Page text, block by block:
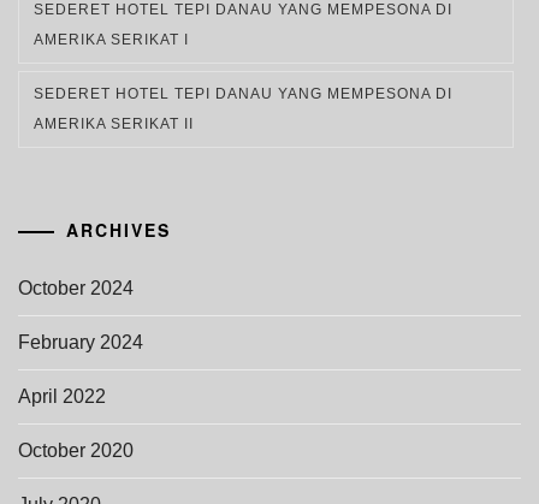
SEDERET HOTEL TEPI DANAU YANG MEMPESONA DI
AMERIKA SERIKAT I
SEDERET HOTEL TEPI DANAU YANG MEMPESONA DI
AMERIKA SERIKAT II
ARCHIVES
October 2024
February 2024
April 2022
October 2020